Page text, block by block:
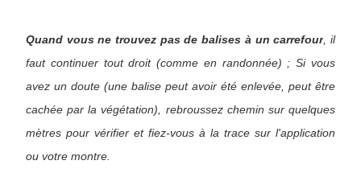
Quand vous ne trouvez pas de balises à un carrefour , il
faut continuer tout droit (comme en randonnée) ; Si vous
avez un doute (une balise peut avoir été enlevée, peut être
cachée par la végétation), rebroussez chemin sur quelques
mètres pour vérifier et fiez-vous à la trace sur l'application
ou votre montre.